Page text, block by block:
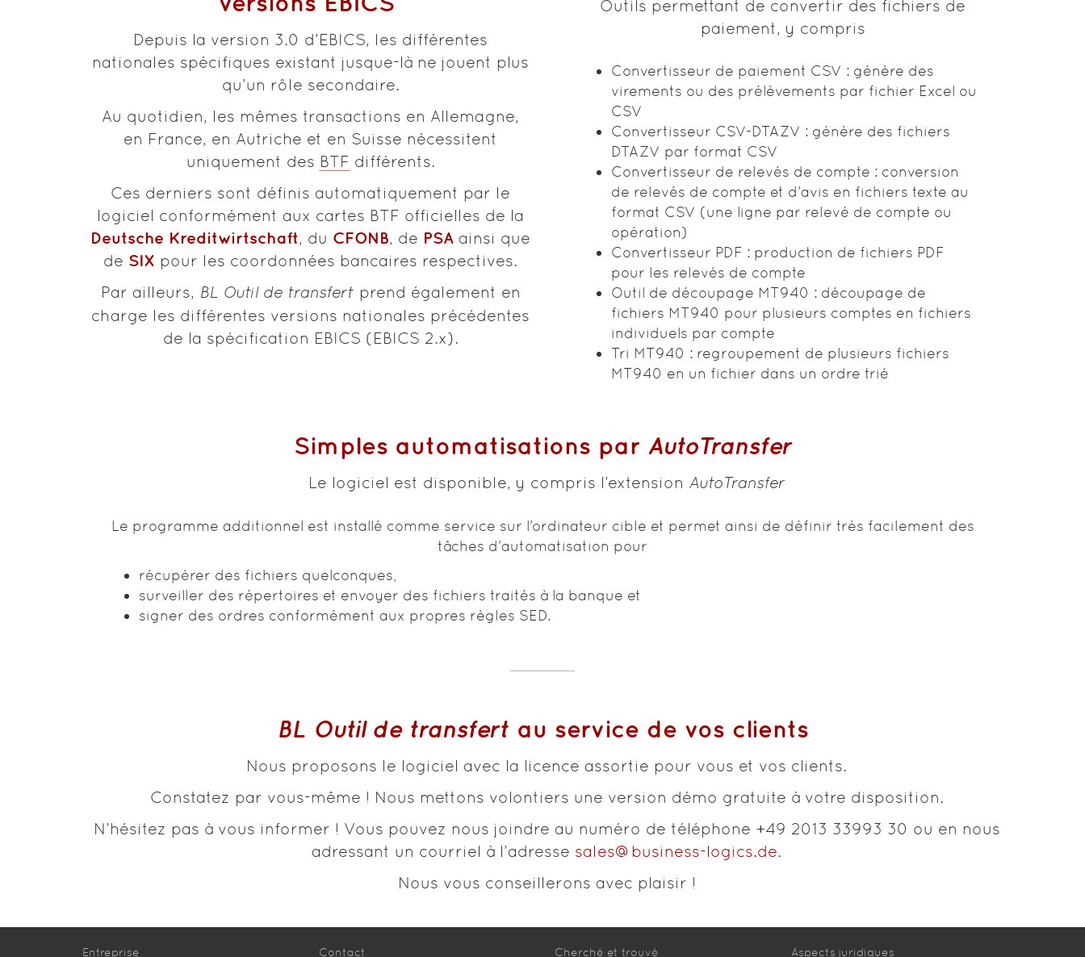
Depuis la version 3.0 d’EBICS, les différentes
nationales spécifiques existant jusque-là ne jouent plus
qu’un rôle secondaire.
Au quotidien, les mêmes transactions en Allemagne,
en France, en Autriche et en Suisse nécessitent
uniquement des BTF différents.
Ces derniers sont définis automatiquement par le
logiciel conformément aux cartes BTF officielles de la
Deutsche Kreditwirtschaft, du CFONB, de PSA ainsi que
de SIX pour les coordonnées bancaires respectives.
Par ailleurs, BL Outil de transfert prend également en
charge les différentes versions nationales précédentes
de la spécification EBICS (EBICS 2.x).
Outils permettant de convertir des fichiers de
paiement, y compris
Convertisseur de paiement CSV : génère des
virements ou des prélèvements par fichier Excel ou
CSV
Convertisseur CSV-DTAZV : génère des fichiers
DTAZV par format CSV
Convertisseur de relevés de compte : conversion
de relevés de compte et d’avis en fichiers texte au
format CSV (une ligne par relevé de compte ou
opération)
Convertisseur PDF : production de fichiers PDF
pour les relevés de compte
Outil de découpage MT940 : découpage de
fichiers MT940 pour plusieurs comptes en fichiers
individuels par compte
Tri MT940 : regroupement de plusieurs fichiers
MT940 en un fichier dans un ordre trié
Simples automatisations par AutoTransfer
Le logiciel est disponible, y compris l’extension AutoTransfer
Le programme additionnel est installé comme service sur l’ordinateur cible et permet ainsi de définir très facilement des
tâches d’automatisation pour
récupérer des fichiers quelconques,
surveiller des répertoires et envoyer des fichiers traités à la banque et
signer des ordres conformément aux propres règles SED.
BL Outil de transfert au service de vos clients
Nous proposons le logiciel avec la licence assortie pour vous et vos clients.
Constatez par vous-même ! Nous mettons volontiers une version démo gratuite à votre disposition.
N’hésitez pas à vous informer ! Vous pouvez nous joindre au numéro de téléphone +49 2013 33993 30 ou en nous
adressant un courriel à l’adresse sales@business-logics.de.
Nous vous conseillerons avec plaisir !
Entreprise Contact Cherché et trouvé Aspects juridiques